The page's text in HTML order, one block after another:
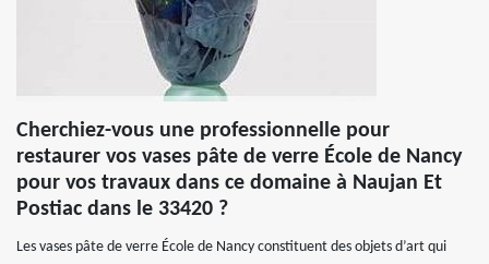
Cherchiez-vous une professionnelle pour
restaurer vos vases pâte de verre École de Nancy
pour vos travaux dans ce domaine à Naujan Et
Postiac dans le 33420 ?
Les vases pâte de verre École de Nancy constituent des objets d’art qui